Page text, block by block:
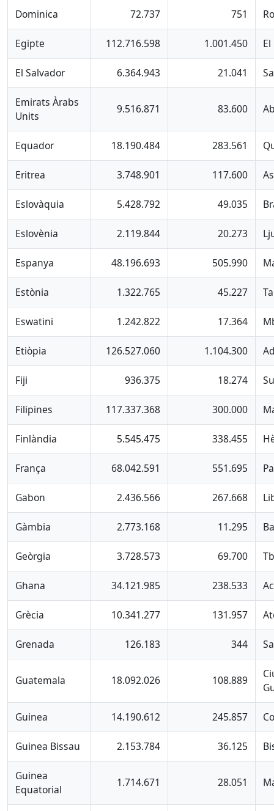
Dominica 72.737 751
Egipte 112.716.598 1.001.450
El Salvador 6.364.943 21.041
Emirats Àrabs
Units
9.516.871 83.600
Equador 18.190.484 283.561
Eritrea 3.748.901 117.600
Eslovàquia 5.428.792 49.035
Eslovènia 2.119.844 20.273
Espanya 48.196.693 505.990
Estònia 1.322.765 45.227
Eswatini 1.242.822 17.364
Etiòpia 126.527.060 1.104.300
Fiji 936.375 18.274
Filipines 117.337.368 300.000
Finlàndia 5.545.475 338.455
França 68.042.591 551.695
Gabon 2.436.566 267.668
Gàmbia 2.773.168 11.295
Geòrgia 3.728.573 69.700
Ghana 34.121.985 238.533
Grècia 10.341.277 131.957
Grenada 126.183 344
Guatemala 18.092.026 108.889
Guinea 14.190.612 245.857
Guinea Bissau 2.153.784 36.125
Guinea
Equatorial
1.714.671 28.051